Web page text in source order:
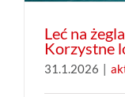
Leć na
Korzystne
31.1.2026